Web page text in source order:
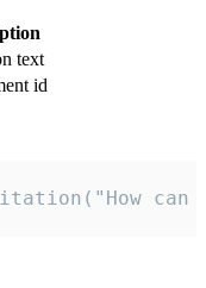
text
id